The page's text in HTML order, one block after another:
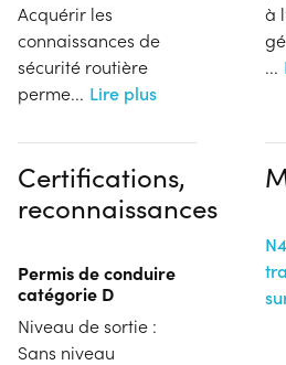
Acquérir les
connaissances de
sécurité routière
perme... Lire plus
à
...
Certifications,
reconnaissances
Permis de conduire
catégorie D
Niveau de sortie :
Sans niveau